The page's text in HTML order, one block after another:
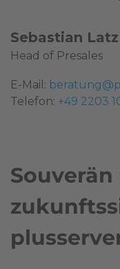
Sebastian Latz
Head of Presales
E-Mail:
Telefon: +49 2203
Souverän